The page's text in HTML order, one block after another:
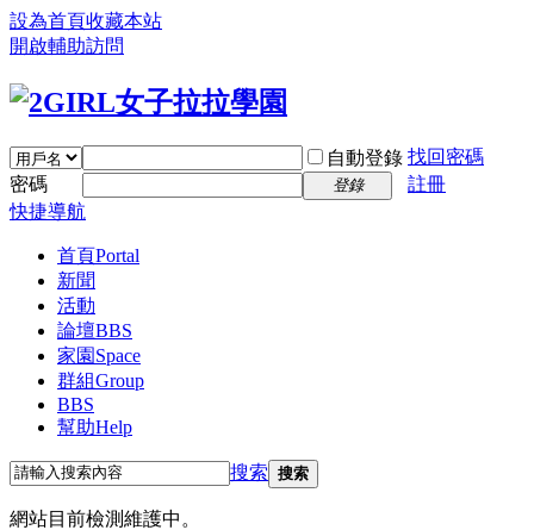
設為首頁收藏本站
開啟輔助訪問
自動登錄 找回密碼
密碼
登錄
註冊
快捷導航
首頁Portal
新聞
活動
論壇BBS
家園 Space
群組Group
BBS
幫助Help
搜索 搜索
網站目前檢測維護中。